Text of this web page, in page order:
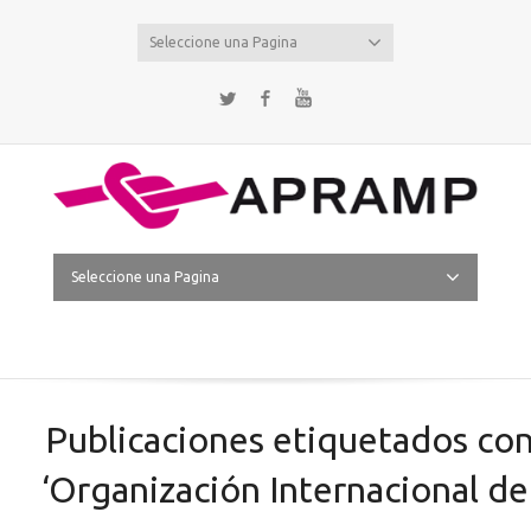
Seleccione una Pagina
Twitter Facebook
Seleccione una Pagina
Publicaciones etiquetados
‘Organización Internacional